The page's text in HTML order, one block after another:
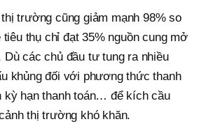
trường cũng giảm mạnh 98% so
thụ chỉ đạt 35% nguồn cung mở
Dù các chủ đầu tư tung ra nhiều
khủng đối với phương thức thanh
kỳ hạn thanh toán… để kích cầu
thị trường khó khăn.